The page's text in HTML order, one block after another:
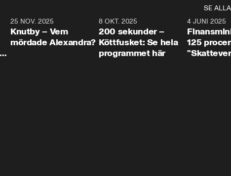
SE ALLA
31:05
25 NOV. 2025
Knutby – Vem
mördade Alexandra?
4:29
8 OKT. 2025
200 sekunder –
Köttfusket: Se hela
programmet här
4 JUNI 2025
125